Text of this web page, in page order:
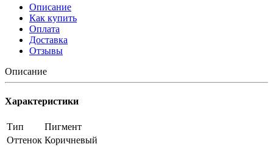
Описание
Как купить
Оплата
Доставка
Отзывы
Описание
Характеристики
Тип
Пигмент
Оттенок Коричневый